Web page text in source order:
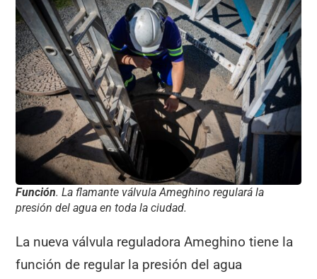
Función. La flamante válvula Ameghino regulará la
presión del agua en toda la ciudad.
La nueva válvula reguladora Ameghino tiene la
función de regular la presión del agua